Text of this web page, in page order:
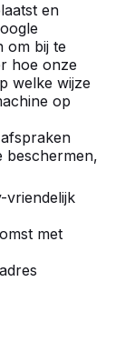
en
om bij te
hoe onze
welke wijze
op
beschermen,
vriendelijk
met